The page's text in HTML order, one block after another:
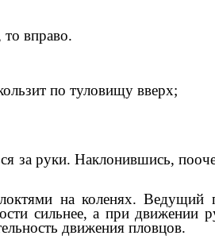
вправо.
по туловищу вверх;
за руки. Наклонившись,
на коленях. Ведущий
сильнее, а при движении
движения пловцов.